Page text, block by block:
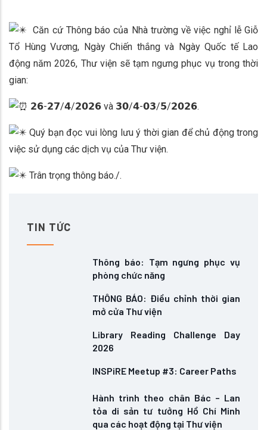
Căn cứ Thông báo của Nhà trường về việc nghỉ lễ Giỗ
Tổ Hùng Vương, Ngày Chiến thắng và Ngày Quốc tế Lao
động năm 2026, Thư viện sẽ tạm ngưng phục vụ trong thời
gian:
𝟮𝟲-𝟮𝟳/𝟰/𝟮𝟬𝟮𝟲 và 𝟯𝟬/𝟰-𝟬𝟯/𝟱/𝟮𝟬𝟮𝟲.
Quý bạn đọc vui lòng lưu ý thời gian để chủ động trong
việc sử dụng các dịch vụ của Thư viện.
Trân trọng thông báo./.
TIN TỨC
Thông báo: Tạm ngưng phục vụ
phòng chức năng
THÔNG BÁO: Điều chỉnh thời gian
mở cửa Thư viện
Library Reading Challenge Day
2026
INSPiRE Meetup #3: Career Paths
Hành trình theo chân Bác – Lan
tỏa di sản tư tưởng Hồ Chí Minh
qua các hoạt động tại Thư viện